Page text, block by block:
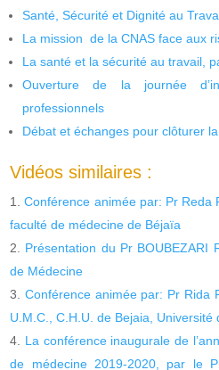
Santé, Sécurité et Dignité au
La mission de la CNAS face aux
La santé et la sécurité au travail,
Ouverture de la journée
professionnels
Débat et échanges pour clôturer
Vidéos similaires :
Conférence animée par: Pr Reda
faculté de médecine de Béjaïa
Présentation du Pr BOUBEZARI
de Médecine
Conférence animée par: Pr Rida
U.M.C., C.H.U. de Bejaia, Université
La conférence inaugurale de
de médecine 2019-2020, par le